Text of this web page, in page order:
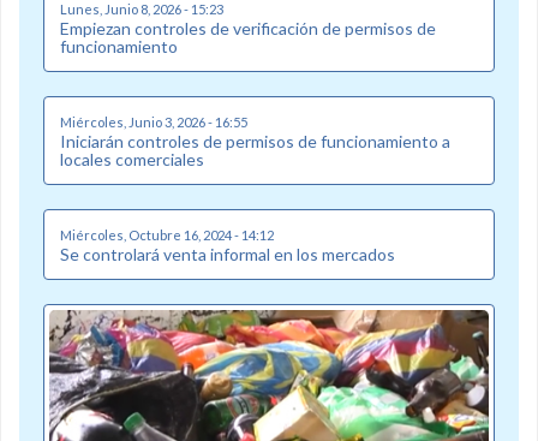
Lunes, Junio 8, 2026 - 15:23
Empiezan controles de verificación de permisos de
funcionamiento
Miércoles, Junio 3, 2026 - 16:55
Iniciarán controles de permisos de funcionamiento a
locales comerciales
Miércoles, Octubre 16, 2024 - 14:12
Se controlará venta informal en los mercados